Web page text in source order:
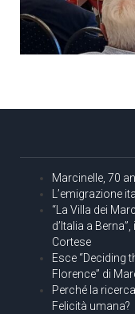
Marcinelle, 70
L’emigrazione
“La Villa dei
d’Italia a
Cortese
Esce “Deciding
Florence” di
Perché la
Felicità umana?